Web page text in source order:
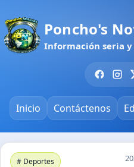
Poncho's
Información seria y
Inicio Contáctenos
# Deportes